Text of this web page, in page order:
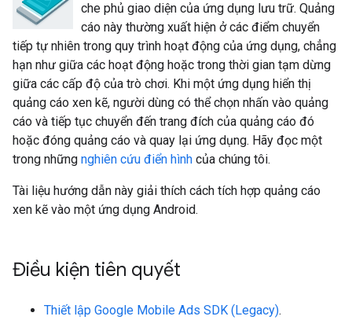
che phủ giao diện của ứng dụng lưu trữ. Quảng
cáo này thường xuất hiện ở các điểm chuyển
tiếp tự nhiên trong quy trình hoạt động của ứng dụng, chẳng
hạn như giữa các hoạt động hoặc trong thời gian tạm dừng
giữa các cấp độ của trò chơi. Khi một ứng dụng hiển thị
quảng cáo xen kẽ, người dùng có thể chọn nhấn vào quảng
cáo và tiếp tục chuyển đến trang đích của quảng cáo đó
hoặc đóng quảng cáo và quay lại ứng dụng. Hãy đọc một
trong những nghiên cứu điển hình của chúng tôi.
Tài liệu hướng dẫn này giải thích cách tích hợp quảng cáo
xen kẽ vào một ứng dụng Android.
Điều kiện tiên quyết
Thiết lập Google Mobile Ads SDK (Legacy).